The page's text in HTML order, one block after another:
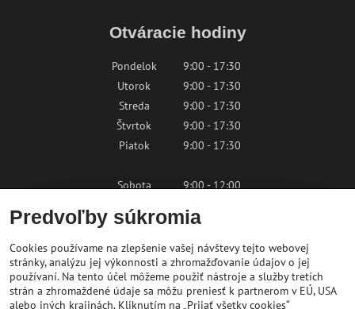
Otváracie hodiny
Pondelok
9:00 - 17:30
Utorok
9:00 - 17:30
Streda
9:00 - 17:30
Štvrtok
9:00 - 17:30
Piatok
9:00 - 17:30
Sobota
9:00 - 12:00
Kontaktujte nás
shop@bikepeak.sk
Predvoľby súkromia
Cookies používame na zlepšenie vašej návštevy tejto webovej
stránky, analýzu jej výkonnosti a zhromažďovanie údajov o jej
používaní. Na tento účel môžeme použiť nástroje a služby tretích
strán a zhromaždené údaje sa môžu preniesť k partnerom v EÚ, USA
alebo iných krajinách. Kliknutím na „Prijať všetky cookies“